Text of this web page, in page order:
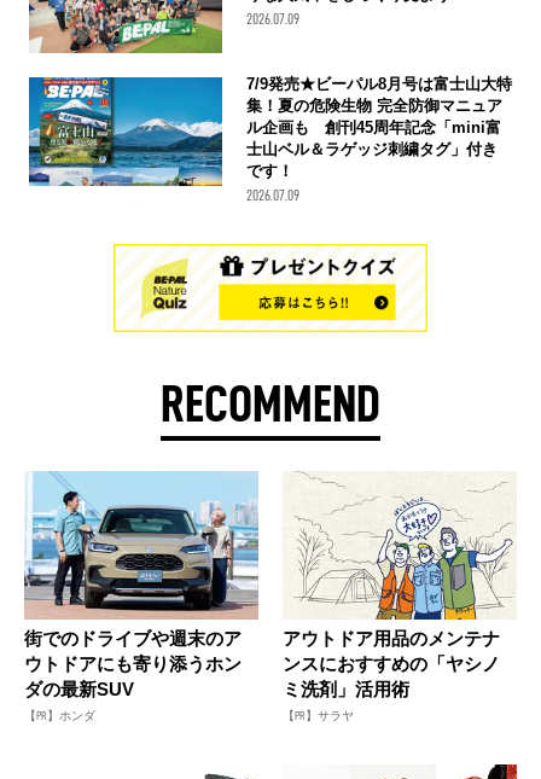
2026.07.09
7/9発売★ビーパル8月号は富士山大特
集！夏の危険生物 完全防御マニュア
ル企画も 創刊45周年記念「mini富
士山ベル＆ラゲッジ刺繍タグ」付き
です！
2026.07.09
RECOMMEND
街でのドライブや週末のア
ウトドアにも寄り添うホン
ダの最新SUV
【PR】ホンダ
アウトドア用品のメンテナ
ンスにおすすめの「ヤシノ
ミ洗剤」活用術
【PR】サラヤ